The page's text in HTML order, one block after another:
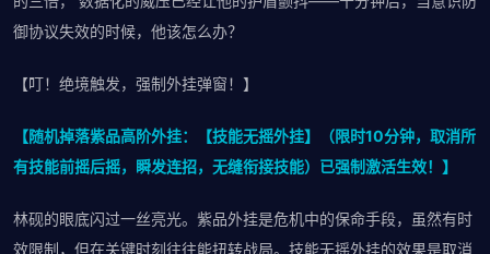
御协议失效的时候，他该怎么办？
【叮！绝境触发，强制外挂弹窗！】
【随机掉落紫品高阶外挂：【技能无摇外挂】（限时10分钟，取消所
有技能前摇后摇，瞬发连招，无缝衔接技能）已强制激活生效！】
林砚的眼底闪过一丝亮光。紫品外挂是危机中的保命手段，虽然有时
效限制，但在关键时刻往往能扭转战局。技能无摇外挂的效果是取消